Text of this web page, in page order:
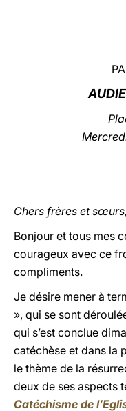
Chers frères et sœurs,
Bonjour et tous mes
courageux avec ce
compliments.
Je désire mener à
», qui se sont
qui s’est conclue
catéchèse et dans la
le thème de la
deux de ses aspects
Catéchisme de